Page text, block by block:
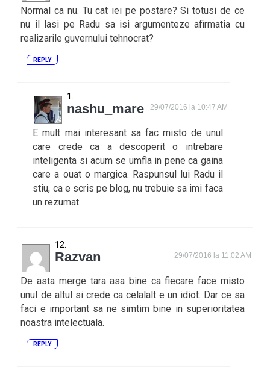
Normal ca nu. Tu cat iei pe postare? Si totusi de ce
nu il lasi pe Radu sa isi argumenteze afirmatia cu
realizarile guvernului tehnocrat?
REPLY
nashu_mare 29/07/2016 la 10:47 AM
E mult mai interesant sa fac misto de unul
care crede ca a descoperit o intrebare
inteligenta si acum se umfla in pene ca gaina
care a ouat o margica. Raspunsul lui Radu il
stiu, ca e scris pe blog, nu trebuie sa imi faca
un rezumat.
Razvan 29/07/2016 la 11:02 AM
De asta merge tara asa bine ca fiecare face misto
unul de altul si crede ca celalalt e un idiot. Dar ce sa
faci e important sa ne simtim bine in superioritatea
noastra intelectuala.
REPLY